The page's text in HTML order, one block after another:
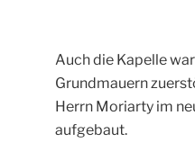
Auch die Kapelle
Grundmauern
Herrn Moriarty im
aufgebaut.